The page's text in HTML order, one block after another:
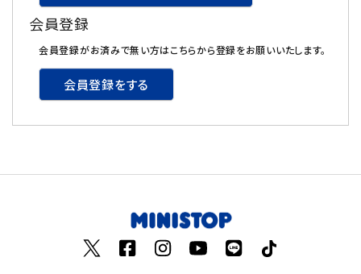
日用品
ギフト
会員登録
会員登録がお済みで無い方はこちらから登録をお願いいたします。
会員登録をする